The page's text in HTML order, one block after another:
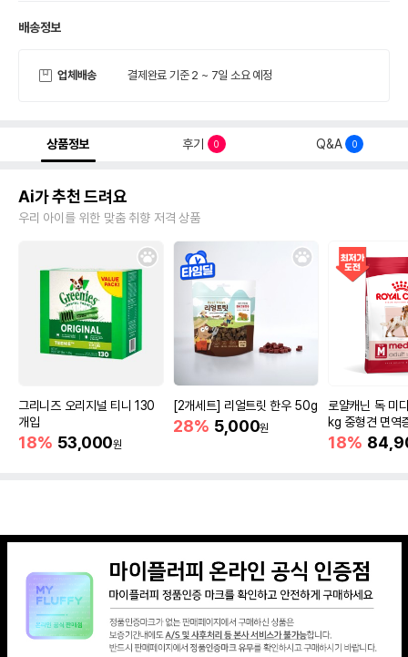
배송정보
업체배송 결제완료 기준 2 ~ 7일 소요 예정
상품정보 후기 0 Q&A 0
Ai가 추천 드려요
우리 아이를 위한 맞춤 취향 저격 상품
그리니즈 오리지널 티니 130
개입
18% 53,000원
[2개세트] 리얼트릿 한우 50g
28% 5,000원
로얄캐닌 독 미
kg 중형견 면역
18%